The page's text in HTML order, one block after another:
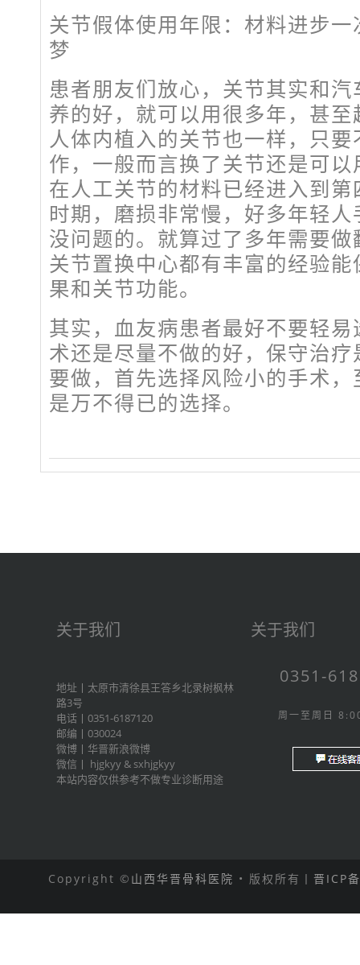
关节假体使用年限：材料进步
梦
患者朋友们放心，关节其实和
养的好，就可以用很多年，甚
人体内植入的关节也一样，只
作，一般而言换了关节还是可
在人工关节的材料已经进入到
时期，磨损非常慢，好多年轻
没问题的。就算过了多年需要
关节置换中心都有丰富的经验
果和关节功能。
其实，血友病患者最好不要轻
术还是尽量不做的好，保守治
要做，首先选择风险小的手术
是万不得已的选择。
关于我们
地址丨太原市清徐县王答乡北录树枫林
路3号
电话丨0351-6187120
邮编丨030024
微博丨 华晋新浪微博
微信丨 hjgkyy & sxhjgkyy
本站内容仅供参考不做专业诊断用途
关于我们
0351-
周一至周日
Copyright © 山西华晋骨科医院 • 版权所有丨 晋ICP